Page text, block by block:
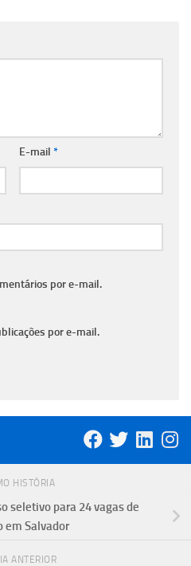
E-mail *
por e-mail.
por e-mail.
HISTÓRIA
seletivo para 24 vagas de
em Salvador
ANTERIOR